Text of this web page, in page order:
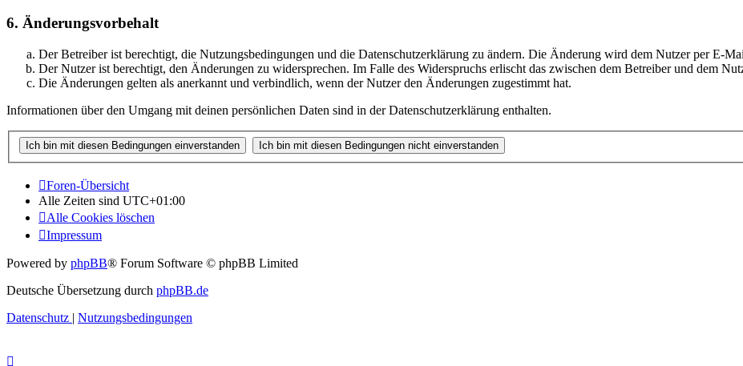
6. Änderungsvorbehalt
Der Betreiber ist berechtigt, die Nutzungsbedingungen und die Datenschutzerklärung zu ändern. Die Änderung wird dem Nutzer per E-
Der Nutzer ist berechtigt, den Änderungen zu widersprechen. Im Falle des Widerspruchs erlischt das zwischen dem Betreiber und dem
Die Änderungen gelten als anerkannt und verbindlich, wenn der Nutzer den Änderungen zugestimmt hat.
Informationen über den Umgang mit deinen persönlichen Daten sind in der Datenschutzerklärung enthalten.
Foren-Übersicht
Alle Zeiten sind UTC+01:00
Alle Cookies löschen
Impressum
Powered by phpBB® Forum Software © phpBB Limited
Deutsche Übersetzung durch phpBB.de
Datenschutz | Nutzungsbedingungen